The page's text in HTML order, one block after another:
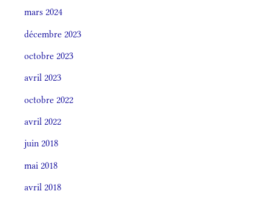
mars 2024
décembre 2023
octobre 2023
avril 2023
octobre 2022
avril 2022
juin 2018
mai 2018
avril 2018